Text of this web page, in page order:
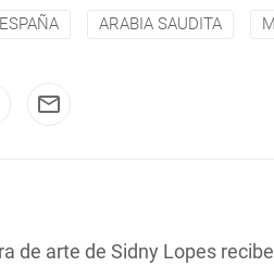
ESPAÑA ARABIA SAUDITA
de arte de Sidny Lopes